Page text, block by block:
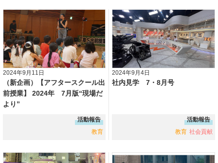
2024年9月11日
（新企画）【アフタースクール出
前授業】 2024年 7月版“現場だ
より”
活動報告
教育
2024年9月4日
社内見学 7・8月号
活動報告
教育 社会貢献